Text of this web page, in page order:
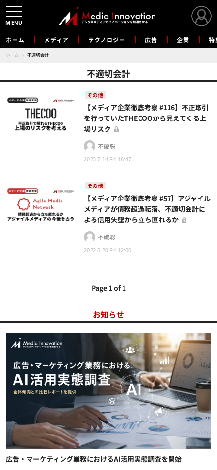
ホーム メディア テクノロジー 広告 企業 特
ホーム › 不適切会計
不適切会計
その他
2023.7.14 Fri 18:47
【メディア企業徹底考察 #116】不正取引
を行っていたTHECOOから見えてくる上
場リスク
不破聡
その他
2022.5.20 Fri 12:00
【メディア企業徹底考察 #57】アジャイル
メディアが債務超過転落、不適切会計に
よる信用失墜から立ち直れるか
不破聡
Page 1 of 1
お知らせ
広告・マーケティング業務におけるAI活用実態調査を開始
MENU